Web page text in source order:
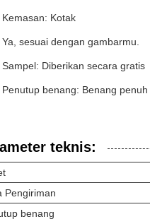
Kemasan: Kotak
Ya, sesuai dengan gambarmu.
Sampel: Diberikan secara gratis
Penutup benang: Benang penuh
teknis:
Pengiriman
benang